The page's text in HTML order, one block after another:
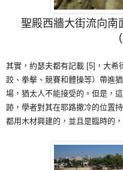
聖殿西牆大街流向南
其實，約瑟夫都有記載 [5]，大希
跤、拳擊、競賽和體操等）帶進
場，猶太人不能接受的。但是，
跡，學者對其在耶路撒冷的位置
都用木材興建的，並且是臨時的